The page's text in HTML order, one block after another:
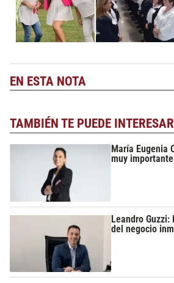
EN ESTA NOTA
TAMBIÉN TE PUEDE INTERESAR
María Eugenia
muy
Leandro
del negocio